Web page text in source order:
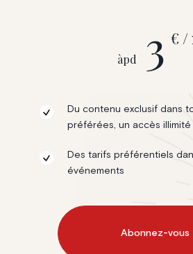
àpd 3 € /
Du contenu exclusif dans
préférées, un accès
Des tarifs préférentiels
événements
Abonnez-vous